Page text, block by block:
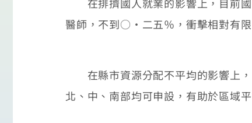
在排擠國人就業的影響上，目前國
醫師，不到○‧二五％，衝擊相對有限
在縣市資源分配不平均的影響上，
北、中、南部均可申設，有助於區域平